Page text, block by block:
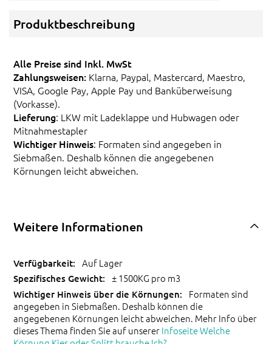
Produktbeschreibung
Alle Preise sind Inkl. MwSt
Zahlungsweisen: Klarna, Paypal, Mastercard, Maestro,
VISA, Google Pay, Apple Pay und Banküberweisung
(Vorkasse).
Lieferung: LKW mit Ladeklappe und Hubwagen oder
Mitnahmestapler
Wichtiger Hinweis: Formaten sind angegeben in
Siebmaßen. Deshalb können die angegebenen
Körnungen leicht abweichen.
Weitere Informationen
Auf Lager
± 1500KG pro m3
Formaten sind
angegeben in Siebmaßen. Deshalb können die
angegebenen Körnungen leicht abweichen. Mehr Info über
dieses Thema finden Sie auf unsererInfoseite Welche